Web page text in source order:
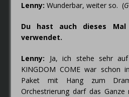
Lenny: Wunderbar, weiter so. (
Du hast auch dieses
verwendet.
Lenny: Ja, ich stehe sehr
KINGDOM COME war schon
Paket mit Hang zum
Orchestrierung darf das